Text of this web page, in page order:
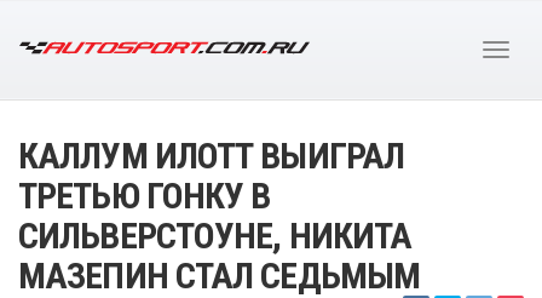
КАЛЛУМ ИЛОТТ ВЫИГРАЛ
ТРЕТЬЮ ГОНКУ В
СИЛЬВЕРСТОУНЕ, НИКИТА
МАЗЕПИН СТАЛ СЕДЬМЫМ